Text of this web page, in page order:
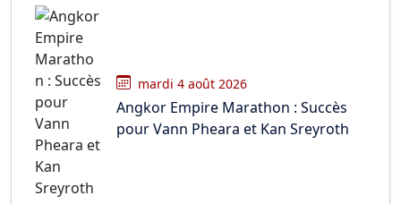
mardi 4 août 2026
Angkor Empire Marathon : Succès
pour Vann Pheara et Kan Sreyroth